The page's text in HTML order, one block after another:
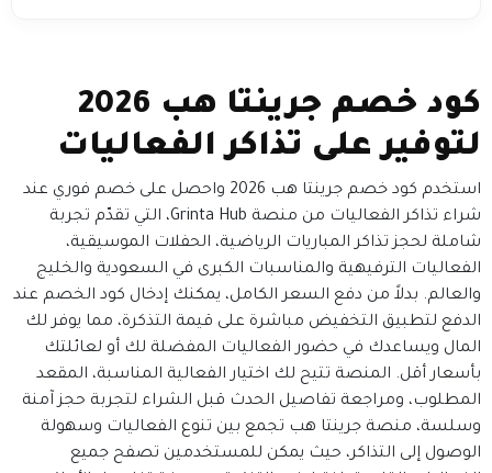
كود خصم جرينتا هب 2026
لتوفير على تذاكر الفعاليات
استخدم كود خصم جرينتا هب 2026 واحصل على خصم فوري عند
شراء تذاكر الفعاليات من منصة Grinta Hub، التي تقدّم تجربة
شاملة لحجز تذاكر المباريات الرياضية، الحفلات الموسيقية،
الفعاليات الترفيهية والمناسبات الكبرى في السعودية والخليج
والعالم. بدلاً من دفع السعر الكامل، يمكنك إدخال كود الخصم عند
الدفع لتطبيق التخفيض مباشرة على قيمة التذكرة، مما يوفر لك
المال ويساعدك في حضور الفعاليات المفضلة لك أو لعائلتك
بأسعار أقل. المنصة تتيح لك اختيار الفعالية المناسبة، المقعد
المطلوب، ومراجعة تفاصيل الحدث قبل الشراء لتجربة حجز آمنة
وسلسة، منصة جرينتا هب تجمع بين تنوع الفعاليات وسهولة
الوصول إلى التذاكر، حيث يمكن للمستخدمين تصفح جميع